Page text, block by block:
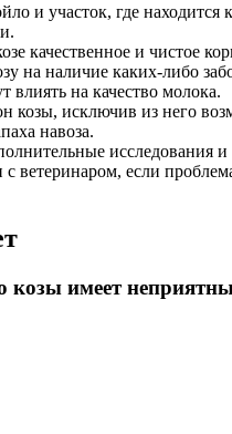
и участок, где находится
качественное и чистое
на наличие каких-либо
влиять на качество молока.
козы, исключив из него
навоза.
исследования и
с ветеринаром, если
козы имеет